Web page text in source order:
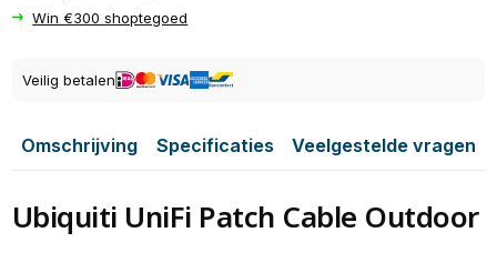
Win €300 shoptegoed
Veilig betalen
Omschrijving Specificaties Veelgestelde vragen
Ubiquiti UniFi Patch Cable Outdoor